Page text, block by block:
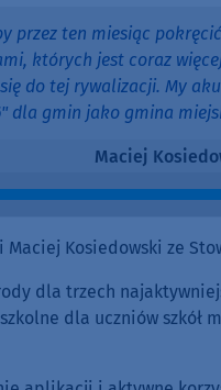
przez ten miesiąc
których jest coraz
do tej rywalizacji. My
dla gmin jako gmina
Maciej
Kosiedowski ze
dla trzech
dla uczniów szkół